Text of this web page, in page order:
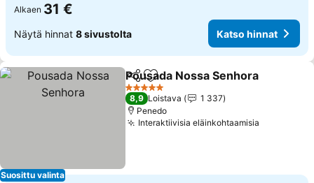
Alkaen 31 €
Näytä hinnat 8 sivustolta Katso hinnat
Suosittu valinta
Jaa Lisää suosikkeihin
Pousada Nossa Senhora
5 Tähtiluokitus
8,9 Loistava
1 337
Penedo
Interaktiivisia eläinkohtaamisia